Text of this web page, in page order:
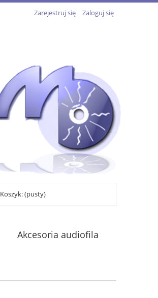
Zarejestruj się Zaloguj się
Koszyk:(pusty)
Akcesoria audiofila